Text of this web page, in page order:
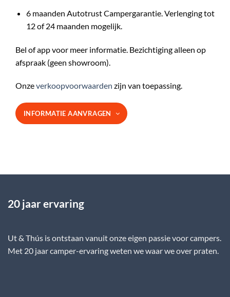
6 maanden Autotrust Campergarantie. Verlenging tot
12 of 24 maanden mogelijk.
Bel of app voor meer informatie. Bezichtiging alleen op
afspraak (geen showroom).
Onzeverkoopvoorwaarden zijn van toepassing.
INFORMATIE AANVRAGEN
20 jaar ervaring
Ut & Thús is ontstaan vanuit onze eigen passie voor campers.
Met 20 jaar camper-ervaring weten we waar we over praten.